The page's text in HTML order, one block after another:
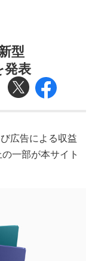
型
発表
広告による収益
一部が本サイト